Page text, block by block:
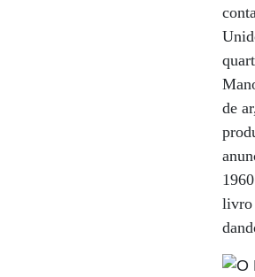
de
livro